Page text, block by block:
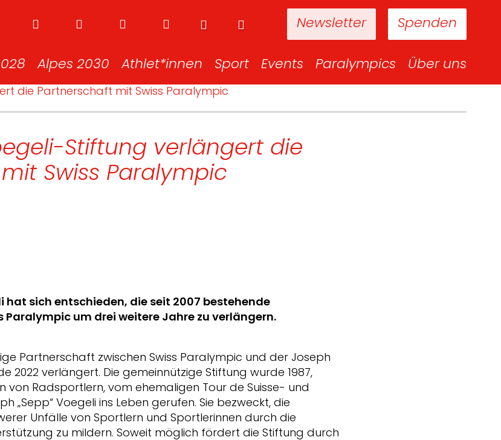
Spenden
Newsletter
Alpes 2030 Athlet*innen Sport Events Paralympics Über uns
die Partnerschaft mit Swiss Paralympic
Stiftung verlängert die
Swiss Paralympic
hat sich entschieden, die seit 2007 bestehende
Paralympic um drei weitere Jahre zu verlängern.
Partnerschaft zwischen Swiss Paralympic und der Joseph
2022 verlängert. Die gemeinnützige Stiftung wurde 1987,
von Radsportlern, vom ehemaligen Tour de Suisse- und
„Sepp“ Voegeli ins Leben gerufen. Sie bezweckt, die
Unfälle von Sportlern und Sportlerinnen durch die
zu mildern. Soweit möglich fördert die Stiftung durch